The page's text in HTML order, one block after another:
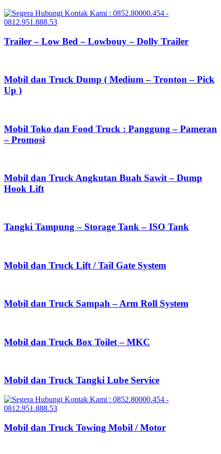
Trailer – Low Bed – Lowbouy – Dolly Trailer
Mobil dan Truck Dump ( Medium – Tronton – Pick
Up )
Mobil Toko dan Food Truck : Panggung – Pameran
– Promosi
Mobil dan Truck Angkutan Buah Sawit – Dump
Hook Lift
Tangki Tampung – Storage Tank – ISO Tank
Mobil dan Truck Lift / Tail Gate System
Mobil dan Truck Sampah – Arm Roll System
Mobil dan Truck Box Toilet – MKC
Mobil dan Truck Tangki Lube Service
Mobil dan Truck Towing Mobil / Motor